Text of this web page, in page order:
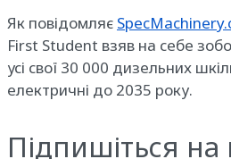
Як повідомляє
First Student взяв на себе
усі свої 30 000 дизельних
електричні до 2035 року.
Підпишіться